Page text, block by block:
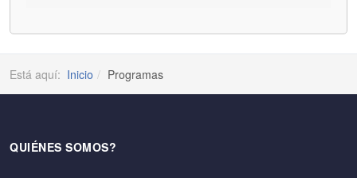
Está aquí: Inicio Programas
QUIÉNES SOMOS?